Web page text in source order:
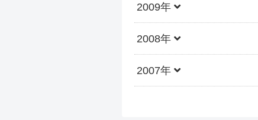
2009年
2008年
2007年